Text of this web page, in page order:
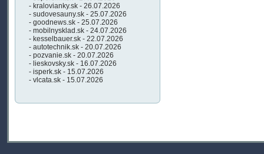
- kralovianky.sk - 26.07.2026
- sudovesauny.sk - 25.07.2026
- goodnews.sk - 25.07.2026
- mobilnysklad.sk - 24.07.2026
- kesselbauer.sk - 22.07.2026
- autotechnik.sk - 20.07.2026
- pozvanie.sk - 20.07.2026
- lieskovsky.sk - 16.07.2026
- isperk.sk - 15.07.2026
- vlcata.sk - 15.07.2026